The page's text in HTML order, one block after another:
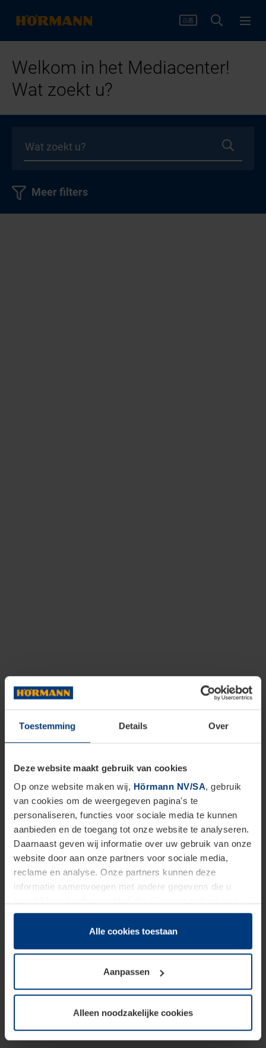
Toestemming Details Over
Deze website maakt gebruik van cookies
Op onze website maken wij, Hörmann NV/SA, gebruik
van cookies om de weergegeven pagina's te
personaliseren, functies voor sociale media te kunnen
aanbieden en de toegang tot onze website te analyseren.
Daarnaast geven wij informatie over uw gebruik van onze
website door aan onze partners voor sociale media,
reclame en analyse. Onze partners kunnen deze
informatie samenvoegen met andere gegevens die u
hun diensten hebben verzameld.
Juridisch hebben wij het recht om cookies op uw
van deze pagina's absoluut vereist is. Voor alle andere
soorten cookies is uw toestemming benodigd. Uw
toestemming kunt u op elk moment bij de uitleg van de
wijzigen of herroepen.
Alle cookies toestaan
Aanpassen
Alleen noodzakelijke cookies
Welkom in het Mediacenter!
Wat zoekt u?
Meer filters